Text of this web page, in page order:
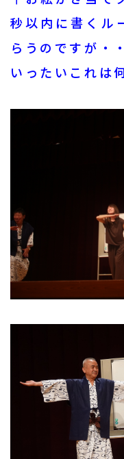
秒以内に書くル
らうのですが・
いったいこれは